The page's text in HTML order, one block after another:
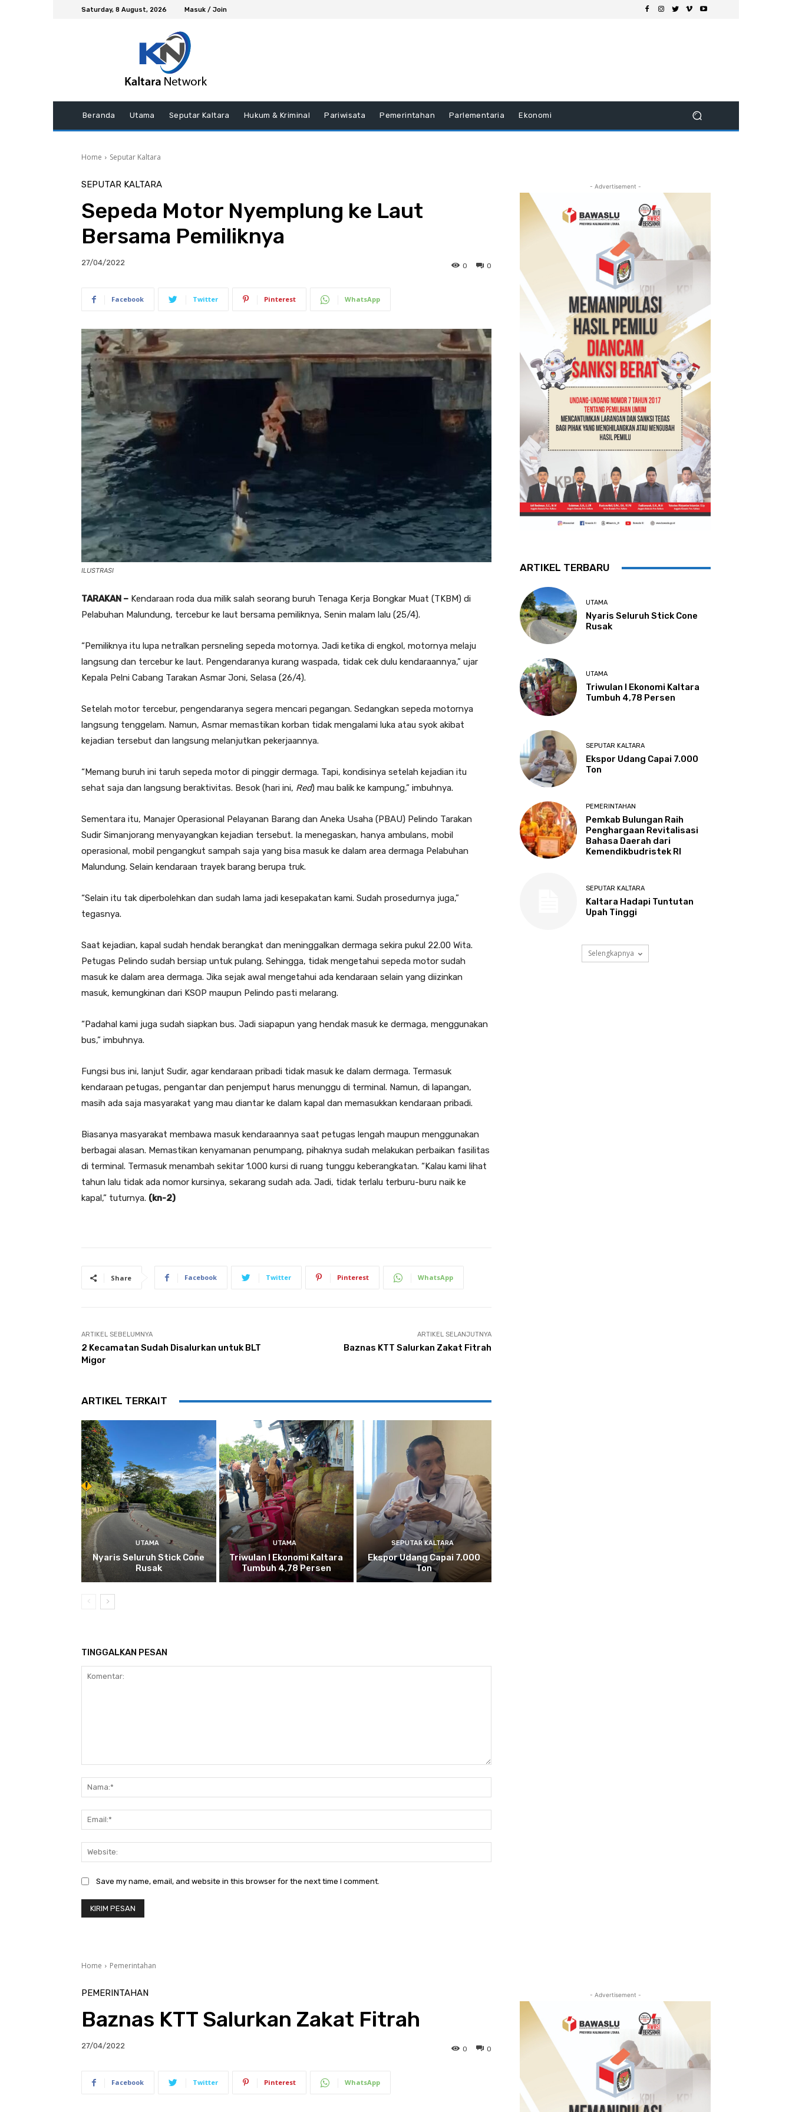
Saturday, 8 August, 2026 Masuk / Join
Beranda Utama Seputar Kaltara Hukum & Kriminal Pariwisata Pemerintahan Parlementaria Ekonomi
Home Seputar Kaltara
SEPUTAR KALTARA
Sepeda Motor Nyemplung ke Laut
Bersama Pemiliknya
27/04/2022 0
0
Facebook Twitter Pinterest WhatsApp
ILUSTRASI
TARAKAN – Kendaraan roda dua milik salah seorang buruh Tenaga Kerja Bongkar Muat (TKBM) di
Pelabuhan Malundung, tercebur ke laut bersama pemiliknya, Senin malam lalu (25/4).
“Pemiliknya itu lupa netralkan persneling sepeda motornya. Jadi ketika di engkol, motornya melaju
langsung dan tercebur ke laut. Pengendaranya kurang waspada, tidak cek dulu kendaraannya,” ujar
Kepala Pelni Cabang Tarakan Asmar Joni, Selasa (26/4).
Setelah motor tercebur, pengendaranya segera mencari pegangan. Sedangkan sepeda motornya
langsung tenggelam. Namun, Asmar memastikan korban tidak mengalami luka atau syok akibat
kejadian tersebut dan langsung melanjutkan pekerjaannya.
“Memang buruh ini taruh sepeda motor di pinggir dermaga. Tapi, kondisinya setelah kejadian itu
sehat saja dan langsung beraktivitas. Besok (hari ini, Red) mau balik ke kampung,” imbuhnya.
Sementara itu, Manajer Operasional Pelayanan Barang dan Aneka Usaha (PBAU) Pelindo Tarakan
Sudir Simanjorang menyayangkan kejadian tersebut. Ia menegaskan, hanya ambulans, mobil
operasional, mobil pengangkut sampah saja yang bisa masuk ke dalam area dermaga Pelabuhan
Malundung. Selain kendaraan trayek barang berupa truk.
“Selain itu tak diperbolehkan dan sudah lama jadi kesepakatan kami. Sudah prosedurnya juga,”
tegasnya.
Saat kejadian, kapal sudah hendak berangkat dan meninggalkan dermaga sekira pukul 22.00 Wita.
Petugas Pelindo sudah bersiap untuk pulang. Sehingga, tidak mengetahui sepeda motor sudah
masuk ke dalam area dermaga. Jika sejak awal mengetahui ada kendaraan selain yang diizinkan
masuk, kemungkinan dari KSOP maupun Pelindo pasti melarang.
“Padahal kami juga sudah siapkan bus. Jadi siapapun yang hendak masuk ke dermaga, menggunakan
bus,” imbuhnya.
Fungsi bus ini, lanjut Sudir, agar kendaraan pribadi tidak masuk ke dalam dermaga. Termasuk
kendaraan petugas, pengantar dan penjemput harus menunggu di terminal. Namun, di lapangan,
masih ada saja masyarakat yang mau diantar ke dalam kapal dan memasukkan kendaraan pribadi.
Biasanya masyarakat membawa masuk kendaraannya saat petugas lengah maupun menggunakan
berbagai alasan. Memastikan kenyamanan penumpang, pihaknya sudah melakukan perbaikan fasilitas
di terminal. Termasuk menambah sekitar 1.000 kursi di ruang tunggu keberangkatan. “Kalau kami lihat
tahun lalu tidak ada nomor kursinya, sekarang sudah ada. Jadi, tidak terlalu terburu-buru naik ke
kapal,” tuturnya. (kn-2)
Share Facebook Twitter Pinterest WhatsApp
ARTIKEL SEBELUMNYA
2 Kecamatan Sudah Disalurkan untuk BLT
Migor
ARTIKEL SELANJUTNYA
Baznas KTT Salurkan Zakat Fitrah
ARTIKEL TERKAIT
UTAMA
Nyaris Seluruh Stick Cone
Rusak
UTAMA
Triwulan I Ekonomi Kaltara
Tumbuh 4,78 Persen
SEPUTAR KALTARA
Ekspor Udang Capai 7.000
Ton
TINGGALKAN PESAN
Save my name, email, and website in this browser for the next time I comment.
- Advertisement -
ARTIKEL TERBARU
UTAMA
Nyaris Seluruh Stick Cone
Rusak
UTAMA
Triwulan I Ekonomi Kaltara
Tumbuh 4,78 Persen
SEPUTAR KALTARA
Ekspor Udang Capai 7.000
Ton
PEMERINTAHAN
Pemkab Bulungan Raih
Penghargaan Revitalisasi
Bahasa Daerah dari
Kemendikbudristek RI
SEPUTAR KALTARA
Kaltara Hadapi Tuntutan
Upah Tinggi
Selengkapnya